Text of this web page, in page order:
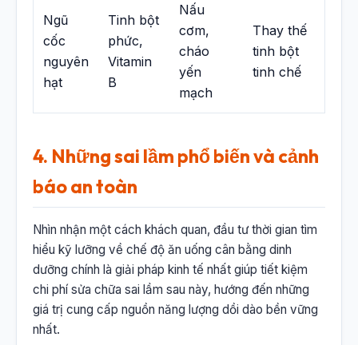
Ngũ
cốc
nguyên
hạt
Tinh bột
phức,
Vitamin
B
Nấu
cơm,
cháo
yến
mạch
Thay thế
tinh bột
tinh chế
4. Những sai lầm phổ biến và cảnh
báo an toàn
Nhìn nhận một cách khách quan, đầu tư thời gian tìm
hiểu kỹ lưỡng về chế độ ăn uống cân bằng dinh
dưỡng chính là giải pháp kinh tế nhất giúp tiết kiệm
chi phí sửa chữa sai lầm sau này, hướng đến những
giá trị cung cấp nguồn năng lượng dồi dào bền vững
nhất.